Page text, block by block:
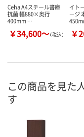
Ceha A4スチール書庫
抗菌 幅880×奥行
400mm …
￥34,600～（税込）
イト
ージ
￥
この商品を見た
す